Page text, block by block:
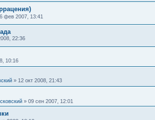
фев 2007, 13:41
22:36
10:16
» 12 окт 2008, 21:43
» 09 сен 2007, 12:01